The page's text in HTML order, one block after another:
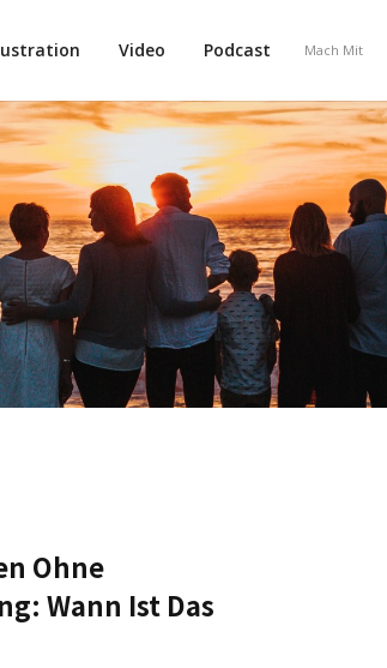
Video Podcast Mach Mit
Ohne
Wann Ist Das